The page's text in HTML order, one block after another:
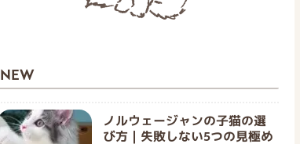
NEW
ノルウェージャンの子猫の選
び方｜失敗しない5つの見極め